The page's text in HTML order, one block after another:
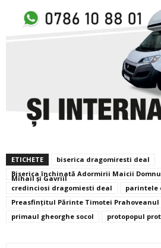
ETICHETE
biserica dragomiresti deal
Biserica închinată Adormirii Maicii
Mihail și Gavriil
credinciosi dragomiesti deal
parintele
Preasfinţitul Părinte Timotei Prahoveanul
primaul gheorghe socol
protopopul